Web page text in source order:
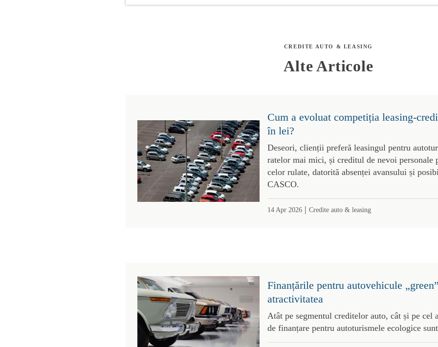
CREDITE AUTO & LEASING
Alte Articole
Cum a evoluat competiția leasing-
în lei?
Deseori, clienții preferă leasingul pentru
ratelor mai mici, și creditul de nevoi personale
celor rulate, datorită absenței avansului și
CASCO.
14 Apr 2026| Credite auto & leasing
Finanțările pentru autovehicule
atractivitatea
Atât pe segmentul creditelor auto, cât și pe cel
de finanțare pentru autoturismele ecologice